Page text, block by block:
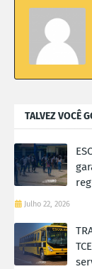
TALVEZ VOCÊ
Julho 22, 2026